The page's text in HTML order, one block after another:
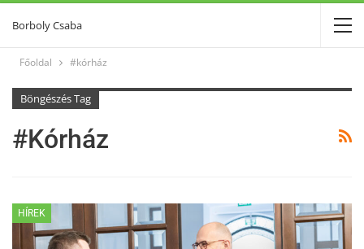
Borboly Csaba
Főoldal #kórház
Böngészés Tag
#kórház
HÍREK